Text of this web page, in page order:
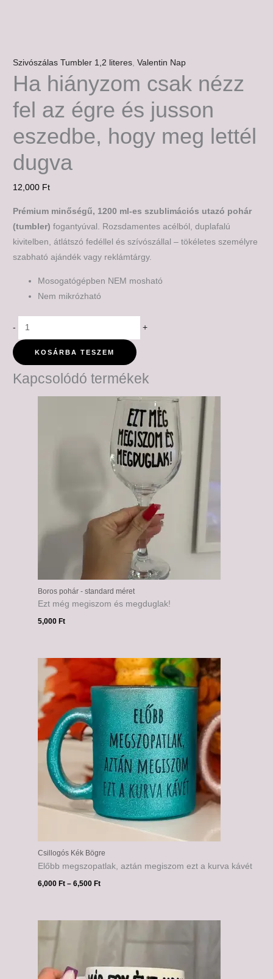
Szivószálas Tumbler 1,2 literes,Valentin Nap
Ha hiányzom csak nézz
fel az égre és jusson
eszedbe, hogy meg lettél
dugva
12,000 Ft
Prémium minőségű, 1200 ml-es szublimációs utazó pohár
(tumbler) fogantyúval. Rozsdamentes acélból, duplafalú
kivitelben, átlátszó fedéllel és szívószállal – tökéletes személyre
szabható ajándék vagy reklámtárgy.
Mosogatógépben NEM mosható
Nem mikrózható
- +
KOSÁRBA TESZEM
Kapcsolódó termékek
Boros pohár - standard méret
Ezt még megiszom és megduglak!
5,000 Ft
Csillogós Kék Bögre
Előbb megszopatlak, aztán megiszom ezt a kurva kávét
6,000 Ft – 6,500 Ft
6,000 Ft
6,500 Ft